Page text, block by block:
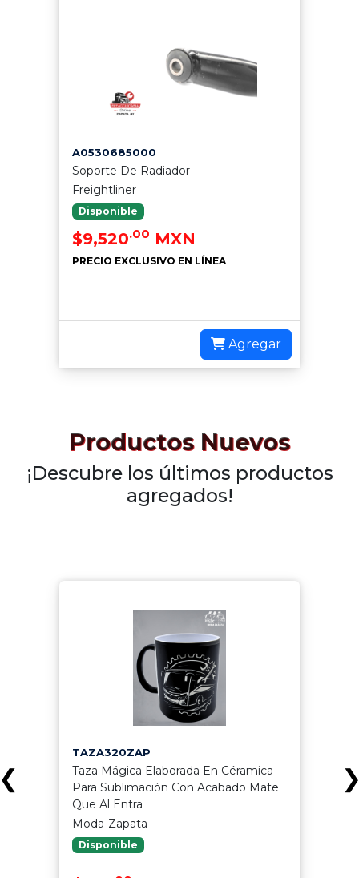
A0530685000
Soporte De Radiador
Freightliner
Disponible
$9,520.00 MXN
PRECIO EXCLUSIVO EN LÍNEA
Agregar
Productos Nuevos
¡Descubre los últimos productos
agregados!
TAZA320ZAP
Taza Mágica Elaborada En Céramica
Para Sublimación Con Acabado Mate
Que Al Entra
Moda-Zapata
Disponible